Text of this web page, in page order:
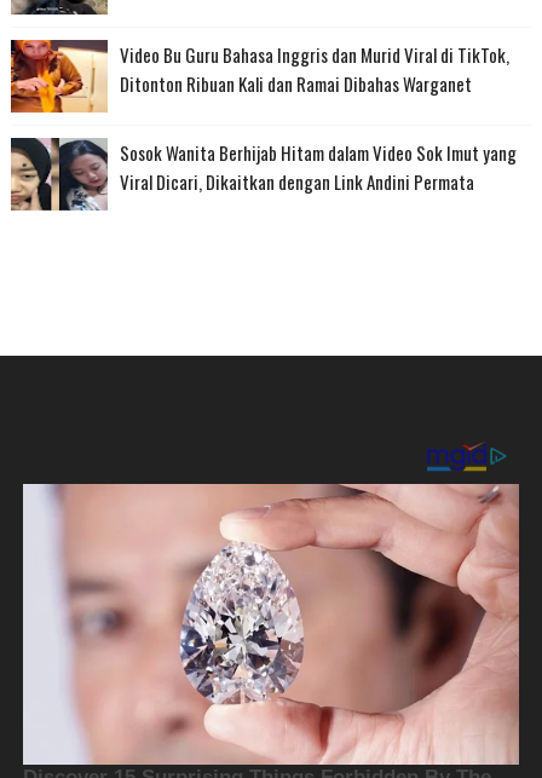
Video Bu Guru Bahasa Inggris dan Murid Viral di TikTok,
Ditonton Ribuan Kali dan Ramai Dibahas Warganet
Sosok Wanita Berhijab Hitam dalam Video Sok Imut yang
Viral Dicari, Dikaitkan dengan Link Andini Permata